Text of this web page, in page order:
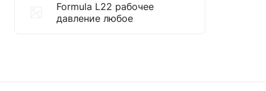
Formula L22 рабочее
давление любое